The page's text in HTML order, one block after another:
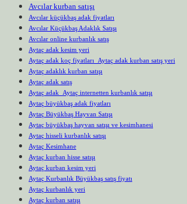
Avcılar kurban satışı
Avcılar küçükbaş adak fiyatları
Avcılar Küçükbaş Adaklık Satışı
Avcılar online kurbanlık satış
Aytaç adak kesim yeri
Aytaç adak koç fiyatları Aytaç adak kurban satış yeri
Aytaç adaklık kurban satışı
Aytaç adak satış
Aytaç adak Aytaç internetten kurbanlık satışı
Aytaç büyükbaş adak fiyatları
Aytaç Büyükbaş Hayvan Satışı
Aytaç büyükbaş hayvan satışı ve kesimhanesi
Aytaç hisseli kurbanlık satışı
Aytaç Kesimhane
Aytaç kurban hisse satışı
Aytaç kurban kesim yeri
Aytaç Kurbanlık Büyükbaş satış fiyatı
Aytaç kurbanlık yeri
Aytaç kurban satışı